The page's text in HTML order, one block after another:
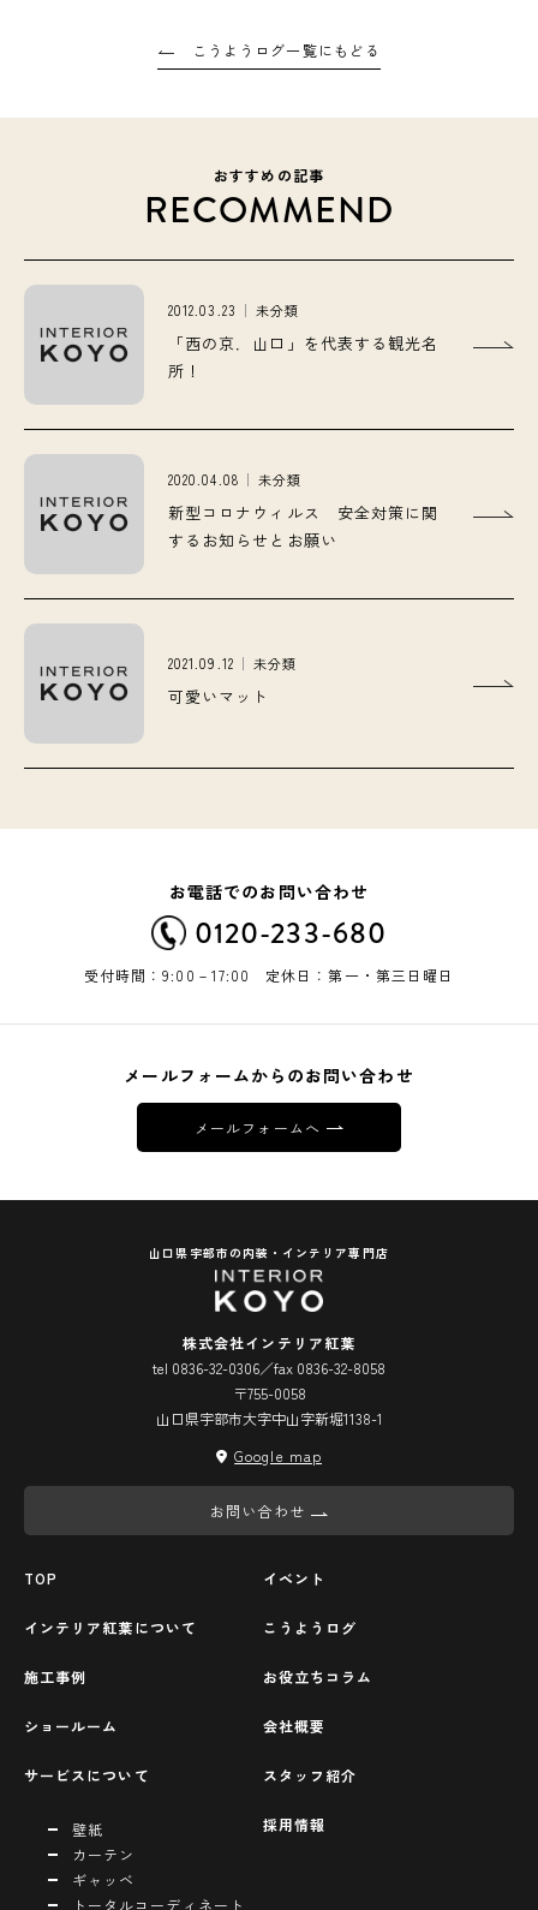
こうようログ一覧にもどる
おすすめの記事
RECOMMEND
2012.03.23 未分類
「西の京．山口」を代表する観光名
所！
2020.04.08 未分類
新型コロナウィルス 安全対策に関
するお知らせとお願い
2021.09.12 未分類
可愛いマット
お電話でのお問い合わせ
0120-233-680
受付時間：9:00－17:00 定休日：第一・第三日曜日
メールフォームからのお問い合わせ
メールフォームへ
山口県宇部市の内装・インテリア専門店
株式会社インテリア紅葉
tel 0836-32-0306／fax 0836-32-8058
〒755-0058
山口県宇部市大字中山字新堀1138-1
Google map
お問い合わせ
TOP
インテリア紅葉について
施工事例
ショールーム
サービスについて
壁紙
カーテン
ギャッベ
トータルコーディネート
イベント
こうようログ
お役立ちコラム
会社概要
スタッフ紹介
採用情報